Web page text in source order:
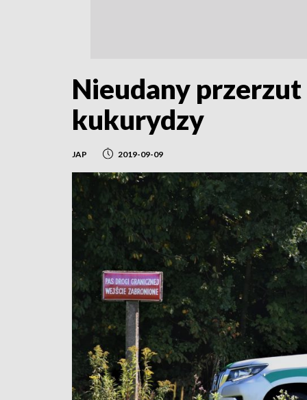
Nieudany
kukurydzy
JAP 2019-09-09